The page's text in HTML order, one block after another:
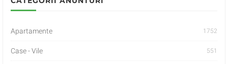
Apartamente 1752
Case - Vile 551